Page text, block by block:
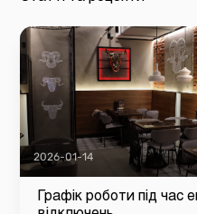
2026-01-14
Графік роботи під час